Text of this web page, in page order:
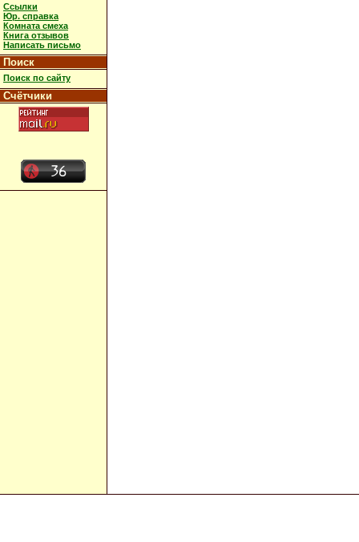
Ссылки
Юр. справка
Комната смеха
Книга отзывов
Написать письмо
Поиск
Поиск по сайту
Счётчики